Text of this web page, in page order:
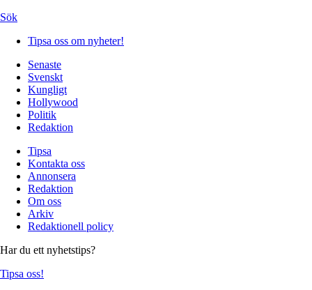
Sök
Tipsa oss om nyheter!
Senaste
Svenskt
Kungligt
Hollywood
Politik
Redaktion
Tipsa
Kontakta oss
Annonsera
Redaktion
Om oss
Arkiv
Redaktionell policy
Har du ett nyhetstips?
Tipsa oss!